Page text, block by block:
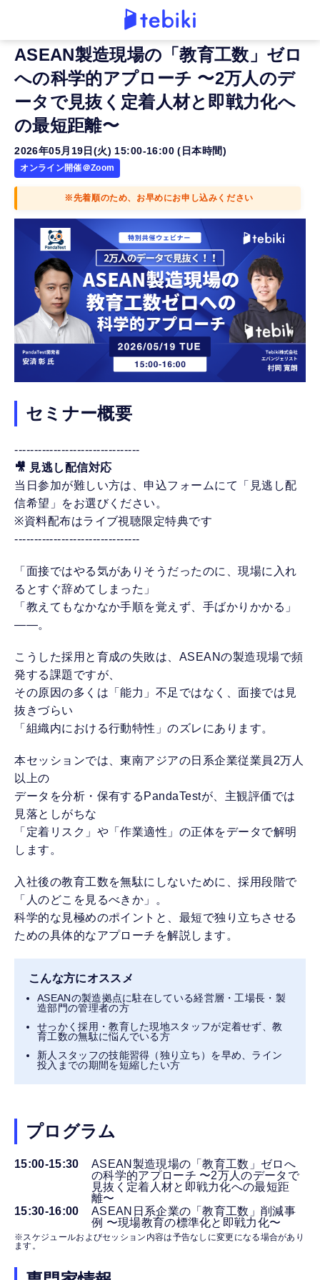
ASEAN製造現場の「教育工数」ゼロ
への科学的アプローチ 〜2万人のデ
ータで見抜く定着人材と即戦力化へ
の最短距離〜
2026年05月19日(火) 15:00-16:00 (日本時間)
オンライン開催＠Zoom
※先着順のため、お早めにお申し込みください
セミナー概要
--------------------------------
🎥 見逃し配信対応
当日参加が難しい方は、申込フォームにて「見逃し配
信希望」をお選びください。
※資料配布はライブ視聴限定特典です
--------------------------------
「面接ではやる気がありそうだったのに、現場に入れ
るとすぐ辞めてしまった」
「教えてもなかなか手順を覚えず、手ばかりかかる」
――。
こうした採用と育成の失敗は、ASEANの製造現場で頻
発する課題ですが、
その原因の多くは「能力」不足ではなく、面接では見
抜きづらい
「組織内における行動特性」のズレにあります。
本セッションでは、東南アジアの日系企業従業員2万人
以上の
データを分析・保有するPandaTestが、主観評価では
見落としがちな
「定着リスク」や「作業適性」の正体をデータで解明
します。
入社後の教育工数を無駄にしないために、採用段階で
「人のどこを見るべきか」。
科学的な見極めのポイントと、最短で独り立ちさせる
ための具体的なアプローチを解説します。
こんな方にオススメ
ASEANの製造拠点に駐在している経営層・工場長・製
造部門の管理者の方
せっかく採用・教育した現地スタッフが定着せず、教
育工数の無駄に悩んでいる方
新人スタッフの技能習得（独り立ち）を早め、ライン
投入までの期間を短縮したい方
プログラム
15:00-15:30
ASEAN製造現場の「教育工数」ゼロへ
の科学的アプローチ 〜2万人のデータで
見抜く定着人材と即戦力化への最短距
離〜
15:30-16:00
ASEAN日系企業の「教育工数」削減事
例 〜現場教育の標準化と即戦力化〜
※スケジュールおよびセッション内容は予告なしに変更になる場合があり
ます。